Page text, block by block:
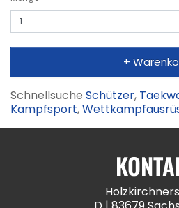
+
Schnellsuche Schützer,
Kampfsport,